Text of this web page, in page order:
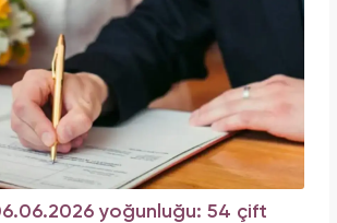
yoğunluğu: 54 çift